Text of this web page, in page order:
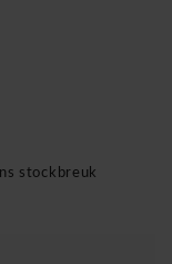
stockbreuk